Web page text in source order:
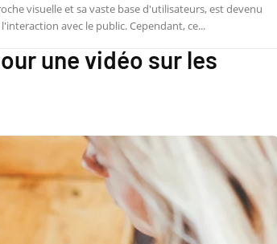
visuelle et sa vaste base d'utilisateurs, est devenu
avec le public. Cependant, ce...
une vidéo sur les